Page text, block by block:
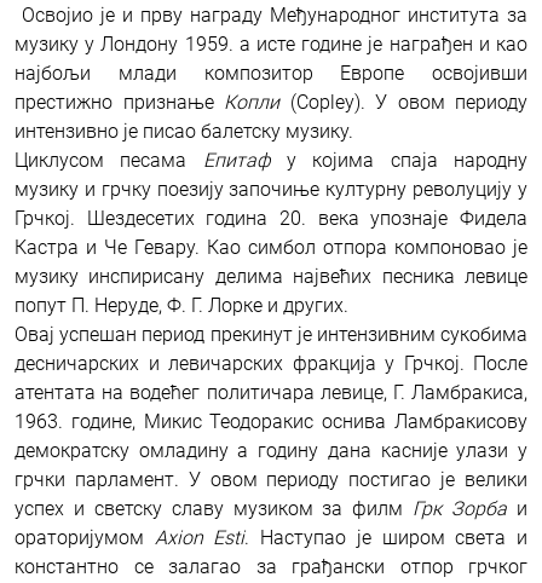
Освојио је и прву награду Међународног института за
музику у Лондону 1959. а исте године је награђен и као
најбољи млади композитор Европе освојивши
престижно признање Копли(Copley). У овом периоду
интензивно је писао балетску музику.
Циклусом песама Епитафу којима спаја народну
музику и грчку поезију започиње културну револуцију у
Грчкој. Шездесетих година 20. века упознаје Фидела
Кастра и Че Гевару. Као симбол отпора компоновао је
музику инспирисану делима највећих песника левице
попут П. Неруде, Ф. Г. Лорке и других.
Овај успешан период прекинут је интензивним сукобима
десничарских и левичарских фракција у Грчкој. После
атентата на водећег политичара левице, Г. Ламбракиса,
1963. године, Микис Теодоракис оснива Ламбракисову
демократску омладину а годину дана касније улази у
грчки парламент. У овом периоду постигао је велики
успех и светску славу музиком за филм Грк Зорба и
ораторијумом Axion Esti. Наступао је широм света и
константно се залагао за грађански отпор грчког